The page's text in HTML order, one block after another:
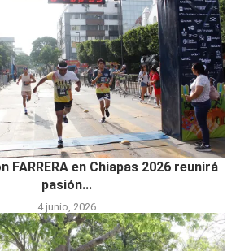
FARRERA en Chiapas 2026 reunirá
pasión...
4 junio, 2026